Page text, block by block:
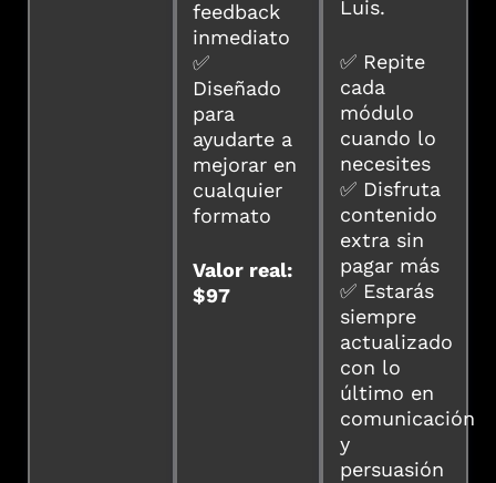
feedback
inmediato
✅
Diseñado
para
ayudarte a
mejorar en
cualquier
formato
Valor real:
$97
Luis.
✅ Repite
cada
módulo
cuando lo
necesites
✅ Disfruta
contenido
extra sin
pagar más
✅ Estarás
siempre
actualizado
con lo
último en
comunicación
y
persuasión